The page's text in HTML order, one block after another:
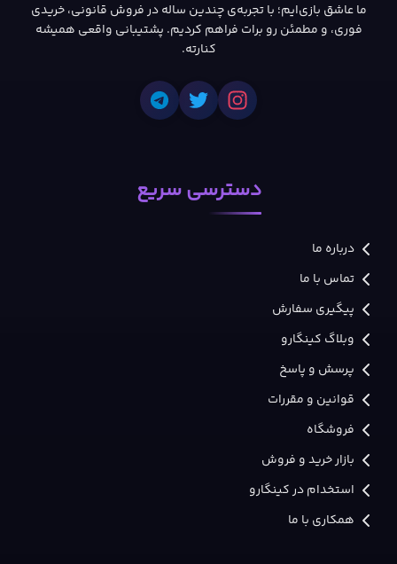
ما عاشق بازی‌ایم؛ با تجربه‌ی چندین ساله در فروش قانونی، خریدی
فوری، و مطمئن رو برات فراهم کردیم. پشتیبانی واقعی همیشه
کنارته.
دسترسی سریع
درباره ما
تماس با ما
پیگیری سفارش
وبلاگ کینگارو
پرسش و پاسخ
قوانین و مقررات
فروشگاه
بازار خرید و فروش
استخدام در کینگارو
همکاری با ما